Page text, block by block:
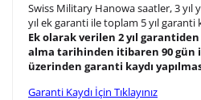
Ön İzleme
Kişiselleştirilmiş ürünlerin
sebebi ile 1-2 iş günü
Swiss Military Hanowa saatler, 3 yıl
yıl ek garanti ile toplam 5 yıl garanti
Ek olarak verilen 2 yıl
alma tarihinden itibaren 90 gün
üzerinden garanti kaydı
Garanti Kaydı İçin Tıklayınız